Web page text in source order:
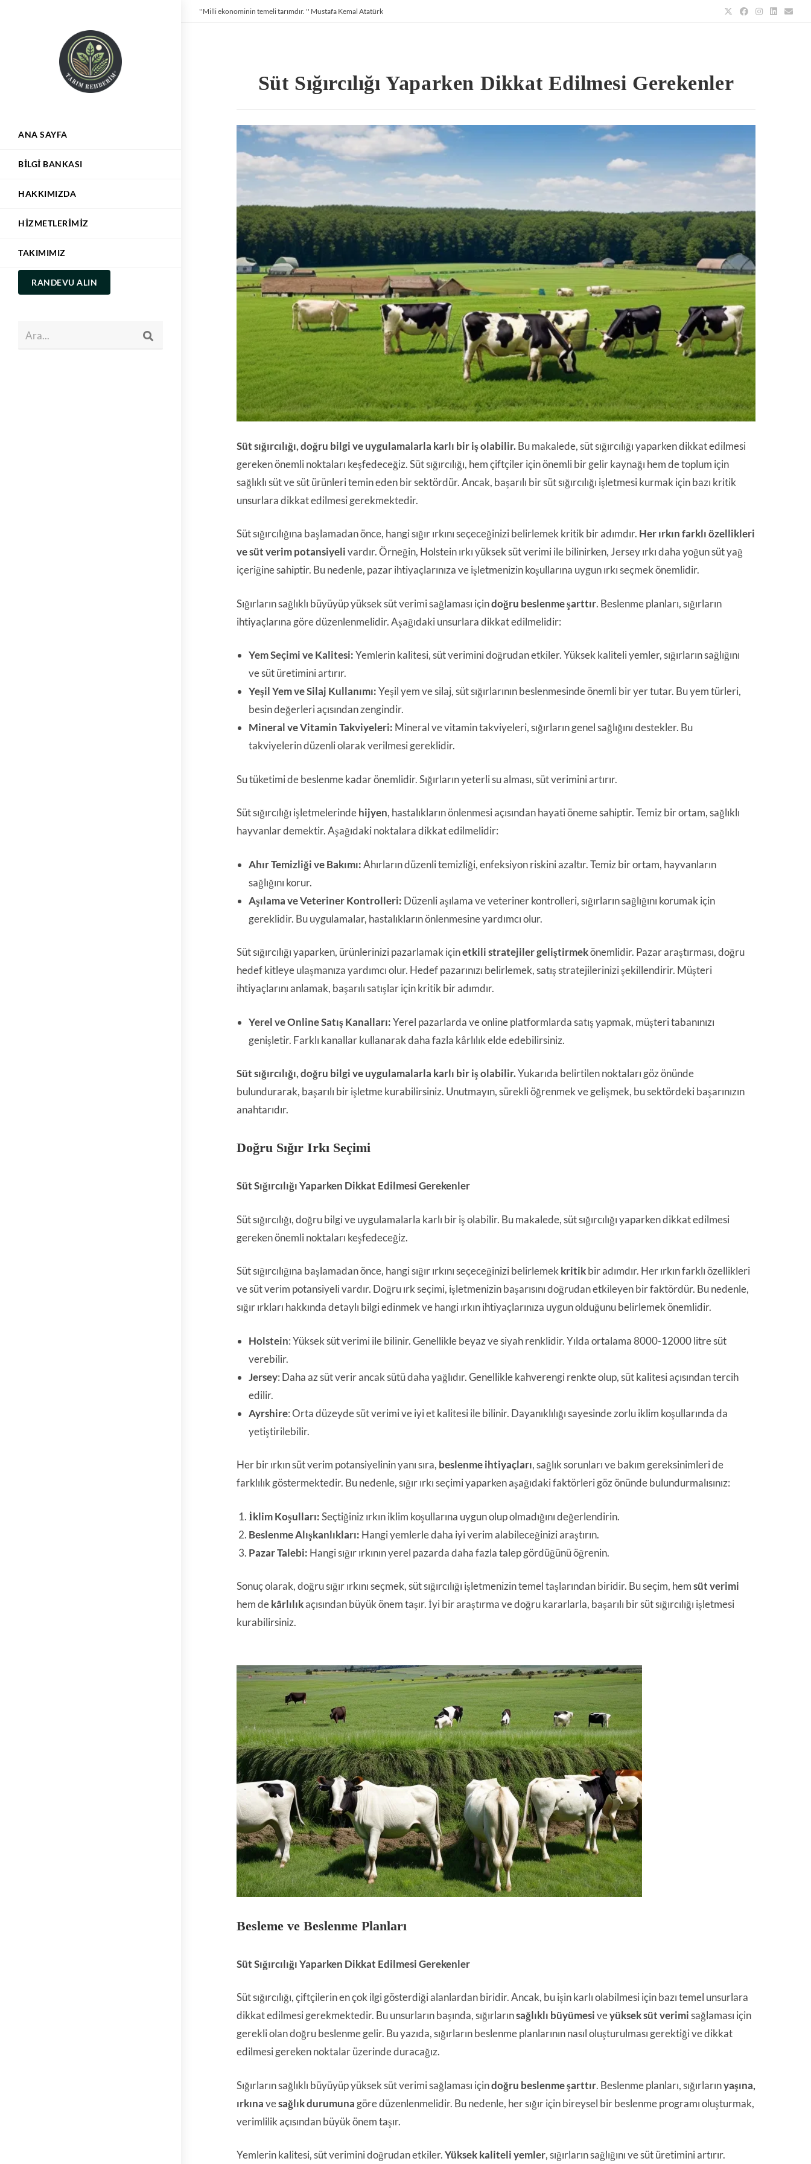
''Milli ekonominin temeli tarımdır. '' Mustafa Kemal Atatürk
ANA SAYFA
BILGI BANKASI
HAKKIMIZDA
HIZMETLERIMIZ
TAKIMIMIZ
RANDEVU ALIN
Ara...
Süt Sığırcılığı Yaparken Dikkat Edilmesi Gerekenler
Süt sığırcılığı, doğru bilgi ve uygulamalarla karlı bir iş olabilir.Bu makalede, süt sığırcılığı yaparken dikkat edilmesi
gereken önemli noktaları keşfedeceğiz. Süt sığırcılığı, hem çiftçiler için önemli bir gelir kaynağı hem de toplum için
sağlıklı süt ve süt ürünleri temin eden bir sektördür. Ancak, başarılı bir süt sığırcılığı işletmesi kurmak için bazı kritik
unsurlara dikkat edilmesi gerekmektedir.
Süt sığırcılığına başlamadan önce, hangi sığır ırkını seçeceğinizi belirlemek kritik bir adımdır. Her ırkın farklı özellikleri
ve süt verim potansiyelivardır. Örneğin, Holstein ırkı yüksek süt verimi ile bilinirken, Jersey ırkı daha yoğun süt yağ
içeriğine sahiptir. Bu nedenle, pazar ihtiyaçlarınıza ve işletmenizin koşullarına uygun ırkı seçmek önemlidir.
Sığırların sağlıklı büyüyüp yüksek süt verimi sağlaması içindoğru beslenme şarttır. Beslenme planları, sığırların
ihtiyaçlarına göre düzenlenmelidir. Aşağıdaki unsurlara dikkat edilmelidir:
Yem Seçimi ve Kalitesi:Yemlerin kalitesi, süt verimini doğrudan etkiler. Yüksek kaliteli yemler, sığırların sağlığını
ve süt üretimini artırır.
Yeşil Yem ve Silaj Kullanımı:Yeşil yem ve silaj, süt sığırlarının beslenmesinde önemli bir yer tutar. Bu yem türleri,
besin değerleri açısından zengindir.
Mineral ve Vitamin Takviyeleri: Mineral ve vitamin takviyeleri, sığırların genel sağlığını destekler. Bu
takviyelerin düzenli olarak verilmesi gereklidir.
Su tüketimi de beslenme kadar önemlidir. Sığırların yeterli su alması, süt verimini artırır.
Süt sığırcılığı işletmelerindehijyen, hastalıkların önlenmesi açısından hayati öneme sahiptir. Temiz bir ortam, sağlıklı
hayvanlar demektir. Aşağıdaki noktalara dikkat edilmelidir:
Ahır Temizliği ve Bakımı:Ahırların düzenli temizliği, enfeksiyon riskini azaltır. Temiz bir ortam, hayvanların
sağlığını korur.
Aşılama ve Veteriner Kontrolleri: Düzenli aşılama ve veteriner kontrolleri, sığırların sağlığını korumak için
gereklidir. Bu uygulamalar, hastalıkların önlenmesine yardımcı olur.
Süt sığırcılığı yaparken, ürünlerinizi pazarlamak içinetkili stratejiler geliştirmekönemlidir. Pazar araştırması, doğru
hedef kitleye ulaşmanıza yardımcı olur. Hedef pazarınızı belirlemek, satış stratejilerinizi şekillendirir. Müşteri
ihtiyaçlarını anlamak, başarılı satışlar için kritik bir adımdır.
Yerel ve Online Satış Kanalları:Yerel pazarlarda ve online platformlarda satış yapmak, müşteri tabanınızı
genişletir. Farklı kanallar kullanarak daha fazla kârlılık elde edebilirsiniz.
Süt sığırcılığı, doğru bilgi ve uygulamalarla karlı bir iş olabilir.Yukarıda belirtilen noktaları göz önünde
bulundurarak, başarılı bir işletme kurabilirsiniz. Unutmayın, sürekli öğrenmek ve gelişmek, bu sektördeki başarınızın
anahtarıdır.
Doğru Sığır Irkı Seçimi
Süt Sığırcılığı Yaparken Dikkat Edilmesi Gerekenler
Süt sığırcılığı, doğru bilgi ve uygulamalarla karlı bir iş olabilir. Bu makalede, süt sığırcılığı yaparken dikkat edilmesi
gereken önemli noktaları keşfedeceğiz.
Süt sığırcılığına başlamadan önce, hangi sığır ırkını seçeceğinizi belirlemekkritikbir adımdır. Her ırkın farklı özellikleri
ve süt verim potansiyeli vardır. Doğru ırk seçimi, işletmenizin başarısını doğrudan etkileyen bir faktördür. Bu nedenle,
sığır ırkları hakkında detaylı bilgi edinmek ve hangi ırkın ihtiyaçlarınıza uygun olduğunu belirlemek önemlidir.
Holstein: Yüksek süt verimi ile bilinir. Genellikle beyaz ve siyah renklidir. Yılda ortalama 8000-12000 litre süt
verebilir.
Jersey: Daha az süt verir ancak sütü daha yağlıdır. Genellikle kahverengi renkte olup, süt kalitesi açısından tercih
edilir.
Ayrshire: Orta düzeyde süt verimi ve iyi et kalitesi ile bilinir. Dayanıklılığı sayesinde zorlu iklim koşullarında da
yetiştirilebilir.
Her bir ırkın süt verim potansiyelinin yanı sıra, beslenme ihtiyaçları, sağlık sorunları ve bakım gereksinimleri de
farklılık göstermektedir. Bu nedenle, sığır ırkı seçimi yaparken aşağıdaki faktörleri göz önünde bulundurmalısınız:
İklim Koşulları:Seçtiğiniz ırkın iklim koşullarına uygun olup olmadığını değerlendirin.
Beslenme Alışkanlıkları: Hangi yemlerle daha iyi verim alabileceğinizi araştırın.
Pazar Talebi: Hangi sığır ırkının yerel pazarda daha fazla talep gördüğünü öğrenin.
Sonuç olarak, doğru sığır ırkını seçmek, süt sığırcılığı işletmenizin temel taşlarından biridir. Bu seçim, hemsüt verimi
hem dekârlılıkaçısından büyük önem taşır. İyi bir araştırma ve doğru kararlarla, başarılı bir süt sığırcılığı işletmesi
kurabilirsiniz.
Besleme ve Beslenme Planları
Süt Sığırcılığı Yaparken Dikkat Edilmesi Gerekenler
Süt sığırcılığı, çiftçilerin en çok ilgi gösterdiği alanlardan biridir. Ancak, bu işin karlı olabilmesi için bazı temel unsurlara
dikkat edilmesi gerekmektedir. Bu unsurların başında, sığırlarınsağlıklı büyümesiveyüksek süt verimisağlaması için
gerekli olan doğru beslenme gelir. Bu yazıda, sığırların beslenme planlarının nasıl oluşturulması gerektiği ve dikkat
edilmesi gereken noktalar üzerinde duracağız.
Sığırların sağlıklı büyüyüp yüksek süt verimi sağlaması içindoğru beslenme şarttır. Beslenme planları, sığırlarınyaşına,
ırkınavesağlık durumuna göre düzenlenmelidir. Bu nedenle, her sığır için bireysel bir beslenme programı oluşturmak,
verimlilik açısından büyük önem taşır.
Yemlerin kalitesi, süt verimini doğrudan etkiler.Yüksek kaliteli yemler, sığırların sağlığını ve süt üretimini artırır.